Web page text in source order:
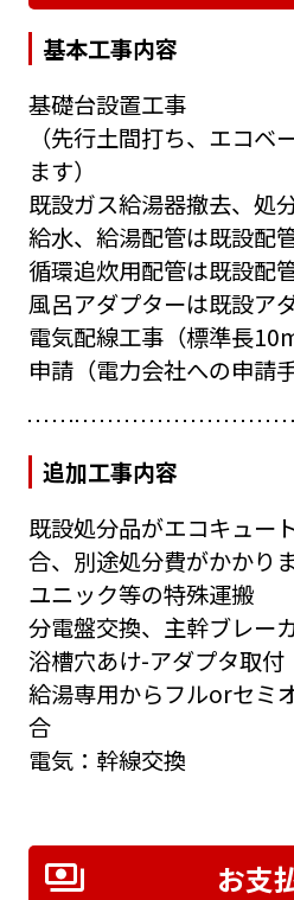
基本工事内容
基礎台設置工事
（先行土間打ち、エコベ
ます）
既設ガス給湯器撤去、処
給水、給湯配管は既設配
循環追炊用配管は既設配
風呂アダプターは既設ア
電気配線工事（標準長10m
申請（電力会社への申請
追加工事内容
既設処分品がエコキュー
合、別途処分費がかかりま
ユニック等の特殊運搬
分電盤交換、主幹ブレー
浴槽穴あけ-アダプタ取付
給湯専用からフルorセミ
合
電気：幹線交換
お支